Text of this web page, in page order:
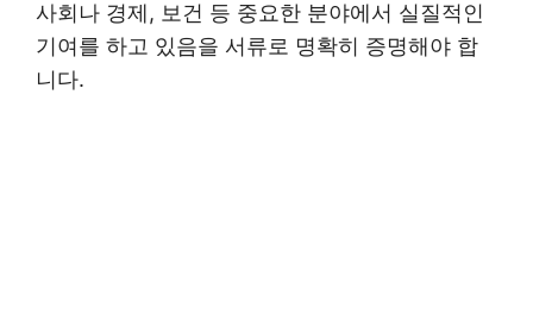
사회나 경제, 보건 등 중요한 분야에서 실질적인
기여를 하고 있음을 서류로 명확히 증명해야 합
니다.